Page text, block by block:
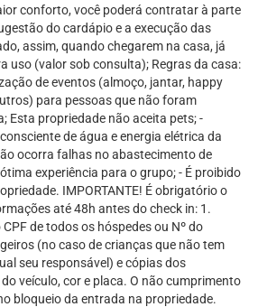
conforto, você poderá contratar à parte
do cardápio e a execução das
assim, quando chegarem na casa, já
uso (valor sob consulta); Regras da casa:
de eventos (almoço, jantar, happy
para pessoas que não foram
Esta propriedade não aceita pets; -
de água e energia elétrica da
ocorra falhas no abastecimento de
experiência para o grupo; - É proibido
IMPORTANTE! É obrigatório o
até 48h antes do check in: 1.
de todos os hóspedes ou Nº do
(no caso de crianças que não tem
seu responsável) e cópias dos
veículo, cor e placa. O não cumprimento
bloqueio da entrada na propriedade.